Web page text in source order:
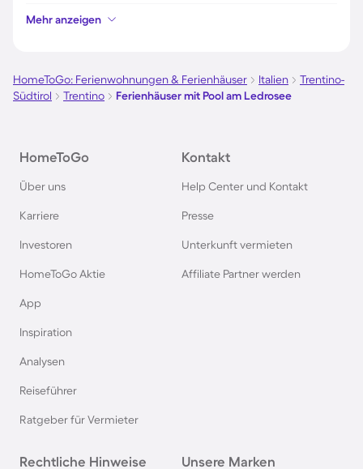
Ferienhäuser mit Pool am Gardasee
Ferienhäuser mit Pool an der Nordsee
Ferienhäuser mit Pool im Allgäu
Ferienhäuser mit Pool auf Fehmarn
Ferienhäuser mit Pool in Büsum
Ferienhäuser mit Pool in Berlin
Mehr anzeigen
HomeToGo: Ferienwohnungen & Ferienhäuser Italien
Trentino-
Südtirol
Trentino Ferienhäuser mit Pool am Ledrosee
HomeToGo
Über uns
Karriere
Investoren
HomeToGo Aktie
App
Inspiration
Analysen
Reiseführer
Ratgeber für Vermieter
Kontakt
Help Center und Kontakt
Presse
Unterkunft vermieten
Affiliate Partner werden
Rechtliche Hinweise Unsere Marken